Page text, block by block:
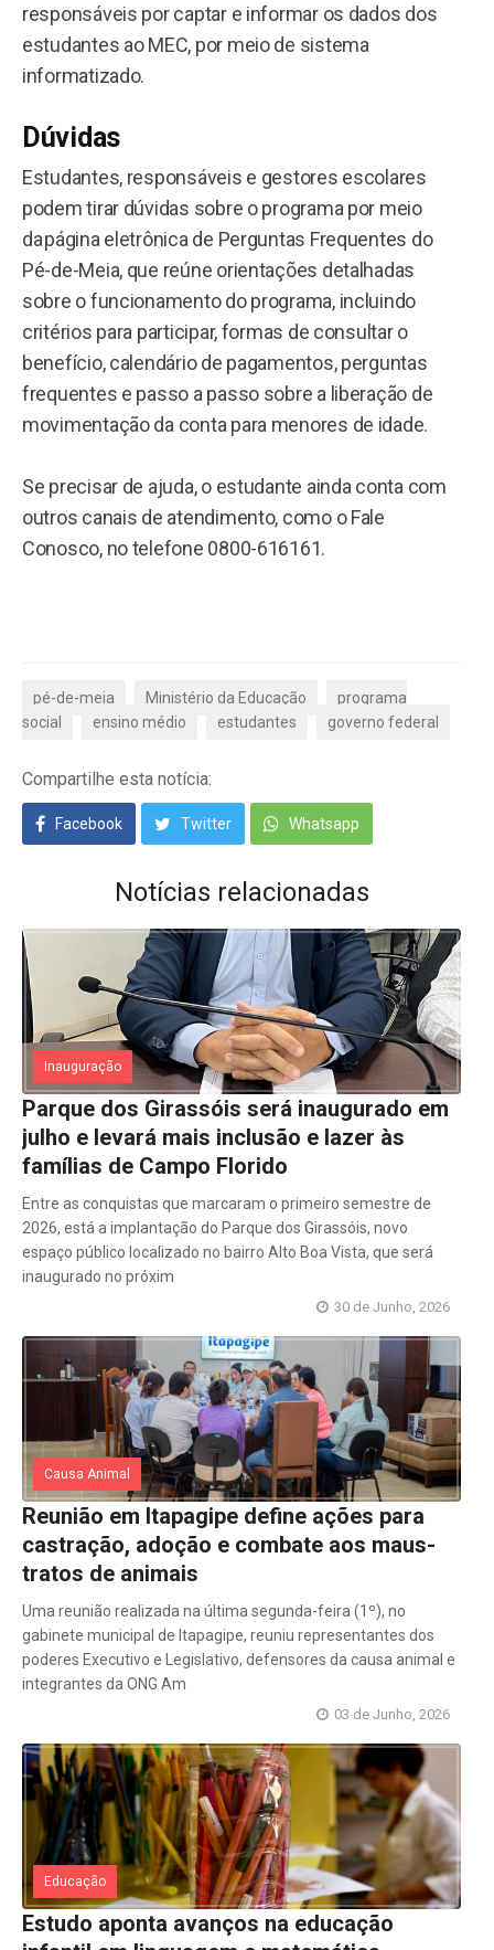
responsáveis por captar e informar os dados dos
estudantes ao MEC, por meio de sistema
informatizado.
Dúvidas
Estudantes, responsáveis e gestores escolares
podem tirar dúvidas sobre o programa por meio
da página eletrônica de Perguntas Frequentes do
Pé-de-Meia, que reúne orientações detalhadas
sobre o funcionamento do programa, incluindo
critérios para participar, formas de consultar o
benefício, calendário de pagamentos, perguntas
frequentes e passo a passo sobre a liberação de
movimentação da conta para menores de idade.
Se precisar de ajuda, o estudante ainda conta com
outros canais de atendimento, como o Fale
Conosco, no telefone 0800-616161.
pé-de-meia Ministério da Educação
programa
social
ensino médio estudantes governo federal
Compartilhe esta notícia:
Facebook Twitter Whatsapp
Notícias relacionadas
Inauguração
Parque dos Girassóis será inaugurado em
julho e levará mais inclusão e lazer às
famílias de Campo Florido
Entre as conquistas que marcaram o primeiro semestre de
2026, está a implantação do Parque dos Girassóis, novo
espaço público localizado no bairro Alto Boa Vista, que será
inaugurado no próxim
30 de Junho, 2026
Causa Animal
Reunião em Itapagipe define ações para
castração, adoção e combate aos maus-
tratos de animais
Uma reunião realizada na última segunda-feira (1º), no
gabinete municipal de Itapagipe, reuniu representantes dos
poderes Executivo e Legislativo, defensores da causa animal e
integrantes da ONG Am
03 de Junho, 2026
Educação
Estudo aponta avanços na educação